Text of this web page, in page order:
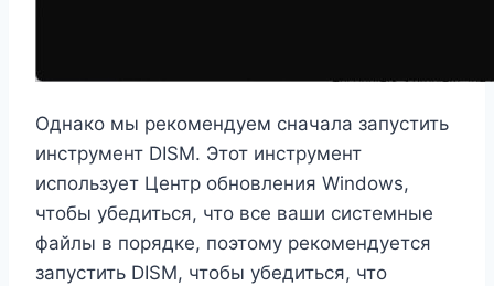
Однако мы рекомендуем сначала запустить
инструмент DISM. Этот инструмент
использует Центр обновления Windows,
чтобы убедиться, что все ваши системные
файлы в порядке, поэтому рекомендуется
запустить DISM, чтобы убедиться, что